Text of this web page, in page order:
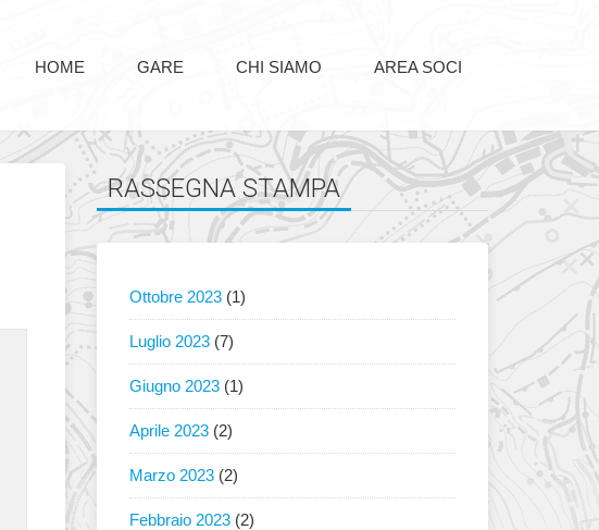
HOME GARE CHI SIAMO AREA SOCI
RASSEGNA STAMPA
Ottobre 2023 (1)
Luglio 2023 (7)
Giugno 2023 (1)
Aprile 2023 (2)
Marzo 2023 (2)
Febbraio 2023 (2)